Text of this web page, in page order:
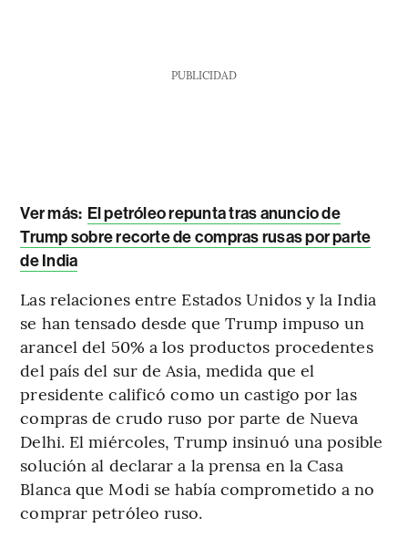
PUBLICIDAD
Ver más: El petróleo repunta tras anuncio de
Trump sobre recorte de compras rusas por parte
de India
Las relaciones entre Estados Unidos y la India
se han tensado desde que Trump impuso un
arancel del 50% a los productos procedentes
del país del sur de Asia, medida que el
presidente calificó como un castigo por las
compras de crudo ruso por parte de Nueva
Delhi. El miércoles, Trump insinuó una posible
solución al declarar a la prensa en la Casa
Blanca que Modi se había comprometido a no
comprar petróleo ruso.